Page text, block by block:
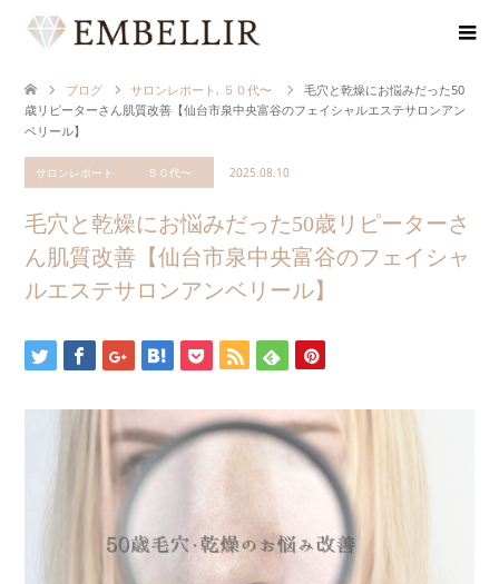
ブログ サロンレポート , ５０代〜
毛穴と乾燥にお悩みだった50
歳リピーターさん肌質改善【仙台市泉中央富谷のフェイシャルエステサロンアン
ベリール】
サロンレポート ５０代〜 2025.08.10
毛穴と乾燥にお悩みだった50歳リピーターさ
ん肌質改善【仙台市泉中央富谷のフェイシャ
ルエステサロンアンベリール】